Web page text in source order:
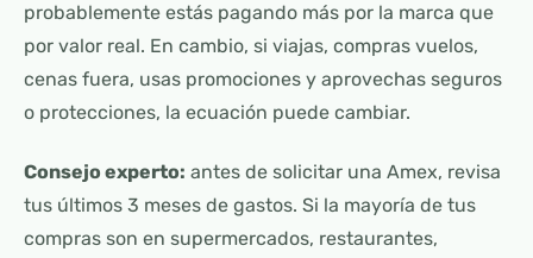
probablemente estás pagando más por la marca que
por valor real. En cambio, si viajas, compras vuelos,
cenas fuera, usas promociones y aprovechas seguros
o protecciones, la ecuación puede cambiar.
Consejo experto: antes de solicitar una Amex, revisa
tus últimos 3 meses de gastos. Si la mayoría de tus
compras son en supermercados, restaurantes,